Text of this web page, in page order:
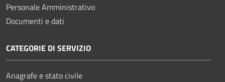
Personale Amministrativo
Documenti e dati
CATEGORIE DI SERVIZIO
Anagrafe e stato civile